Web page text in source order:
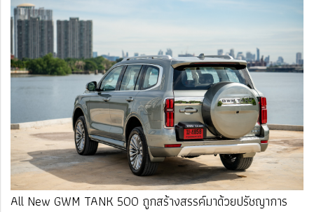
All New GWM TANK 500 ถูกสร้างสรรค์มาด้วยปรัชญาการ